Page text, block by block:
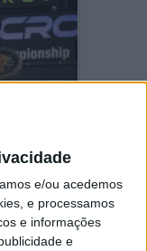
e/ou acedemos
e processamos
e informações
e
em
de três
nesta